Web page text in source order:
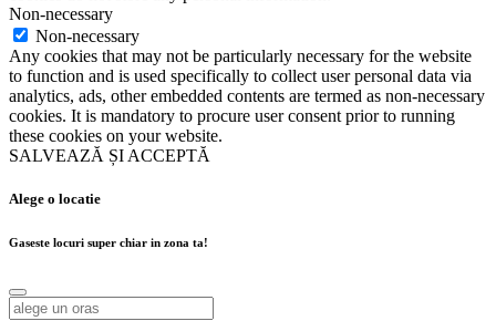
Non-necessary
Non-necessary
Any cookies that may not be particularly necessary for the website
to function and is used specifically to collect user personal data via
analytics, ads, other embedded contents are termed as non-necessary
cookies. It is mandatory to procure user consent prior to running
these cookies on your website.
SALVEAZĂ ȘI ACCEPTĂ
Alege o locatie
Gaseste locuri super chiar in zona ta!
Alege o locatie